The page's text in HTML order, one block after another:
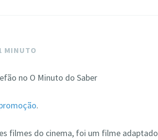
MINUTO
.
filmes do cinema, foi um filme adaptado